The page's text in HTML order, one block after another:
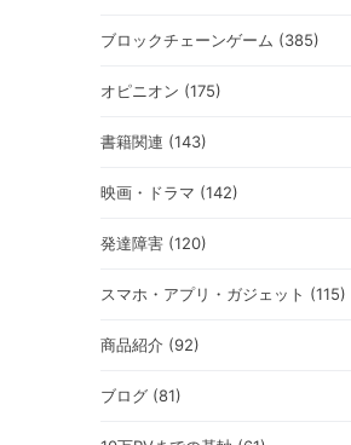
ブロックチェーンゲーム (385)
オピニオン (175)
書籍関連 (143)
映画・ドラマ (142)
発達障害 (120)
スマホ・アプリ・ガジェット (115)
商品紹介 (92)
ブログ (81)